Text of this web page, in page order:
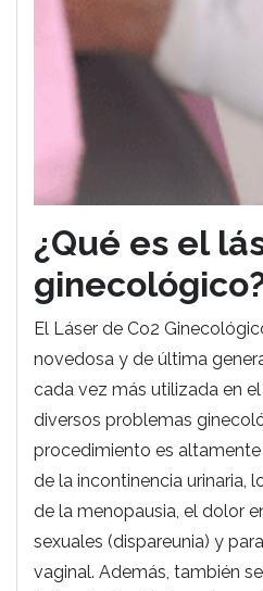
¿Qué es el
El Láser de Co2
novedosa y de última
cada vez más utilizada en
diversos problemas
procedimiento es
de la incontinencia urinaria,
de la menopausia, el dolor
sexuales (dispareunia) y
vaginal. Además, también